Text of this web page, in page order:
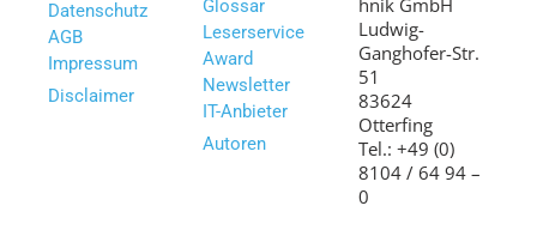
Datenschutz
AGB
Impressum
Disclaimer
Glossar
Leserservice
Award
Newsletter
IT-Anbieter
Autoren
hnik GmbH
Ludwig-
Ganghofer-Str.
51
83624
Otterfing
Tel.: +49 (0)
8104 / 64 94 –
0